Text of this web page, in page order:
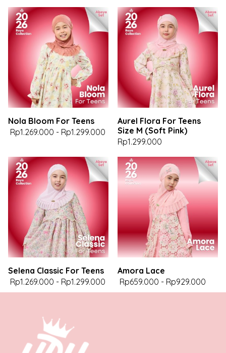
Nola Bloom For Teens
Rp1.269.000 - Rp1.299.000
Aurel Flora For Teens
Size M (Soft Pink)
Rp1.299.000
Selena Classic For Teens
Rp1.269.000 - Rp1.299.000
Amora Lace
Rp659.000 - Rp929.000